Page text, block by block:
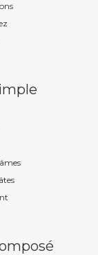
ons
âmes
âtes